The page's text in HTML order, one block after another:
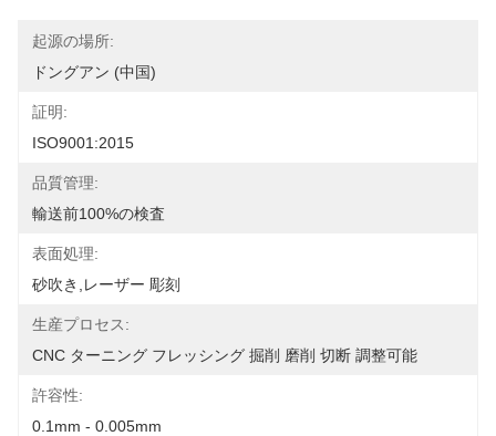
起源の場所:
ドングアン (中国)
証明:
ISO9001:2015
品質管理:
輸送前100%の検査
表面処理:
砂吹き,レーザー 彫刻
生産プロセス:
CNC ターニング フレッシング 掘削 磨削 切断 調整可能
許容性:
0.1mm - 0.005mm